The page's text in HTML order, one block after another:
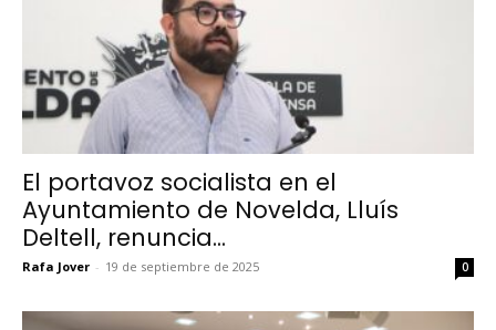
El portavoz socialista en el
Ayuntamiento de Novelda, Lluís
Deltell, renuncia...
Rafa Jover - 19 de septiembre de 2025 0